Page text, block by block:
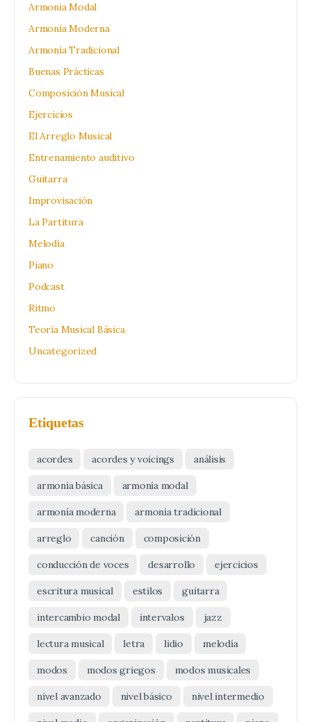
Armonía Modal
Armonía Moderna
Armonía Tradicional
Buenas Prácticas
Composición Musical
Ejercicios
El Arreglo Musical
Entrenamiento auditivo
Guitarra
Improvisación
La Partitura
Melodía
Piano
Podcast
Ritmo
Teoría Musical Básica
Uncategorized
Etiquetas
acordes acordes y voicings análisis
armonía básica armonía modal
armonía moderna armonía tradicional
arreglo canción composición
conducción de voces desarrollo ejercicios
escritura musical estilos guitarra
intercambio modal intervalos jazz
lectura musical letra lidio melodía
modos modos griegos modos musicales
nivel avanzado nivel básico nivel intermedio